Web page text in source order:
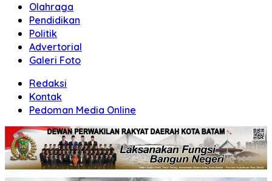
Olahraga
Pendidikan
Politik
Advertorial
Galeri Foto
Redaksi
Kontak
Pedoman Media Online